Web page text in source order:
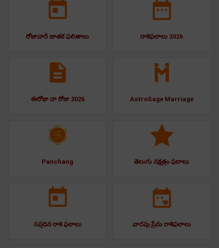
రోజువారీ జాతక ఫలితాలు రాశిఫలాలు 2026
ఈరోజు నా రోజు 2026 AstroSage Marriage
Panchang తెలుగు నక్షత్రం ఫలాలు
సప్తదిన రాశి ఫలాలు వారపు ప్రేమ రాశిఫలాలు